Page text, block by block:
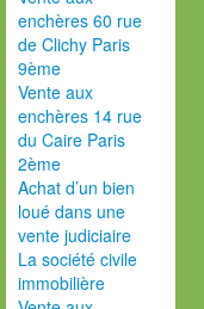
enchères 60 rue
de Clichy Paris
9ème
Vente aux
enchères 14 rue
du Caire Paris
2ème
Achat d’un bien
loué dans une
vente judiciaire
La société civile
immobilière